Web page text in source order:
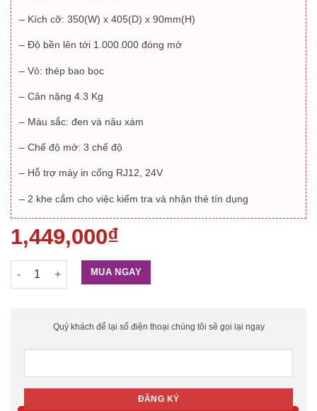
– Kích cỡ: 350(W) x 405(D) x 90mm(H)
– Độ bền lên tới 1.000.000 đóng mở
– Vỏ: thép bao bọc
– Cân nặng 4.3 Kg
– Màu sắc: đen và nâu xám
– Chế độ mở: 3 chế độ
– Hỗ trợ máy in cổng RJ12, 24V
– 2 khe cắm cho việc kiểm tra và nhận thẻ tín dụng
1,449,000₫
Ngăn kéo đựng tiền Pos 503 số lượng
MUA NGAY
Quý khách để lại số điện thoại chúng tôi sẽ gọi lại ngay